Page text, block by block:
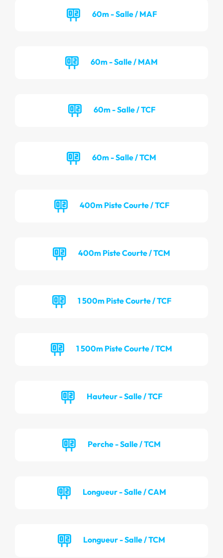
60m - Salle / MAF
60m - Salle / MAM
60m - Salle / TCF
60m - Salle / TCM
400m Piste Courte / TCF
400m Piste Courte / TCM
1 500m Piste Courte / TCF
1 500m Piste Courte / TCM
Hauteur - Salle / TCF
Perche - Salle / TCM
Longueur - Salle / CAM
Longueur - Salle / TCM